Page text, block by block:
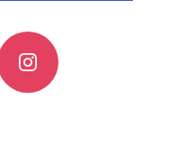
instagram